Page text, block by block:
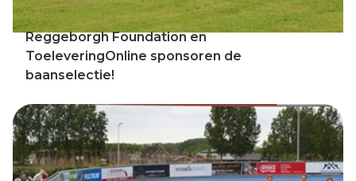
Reggeborgh Foundation en
ToeleveringOnline sponsoren de
baanselectie!